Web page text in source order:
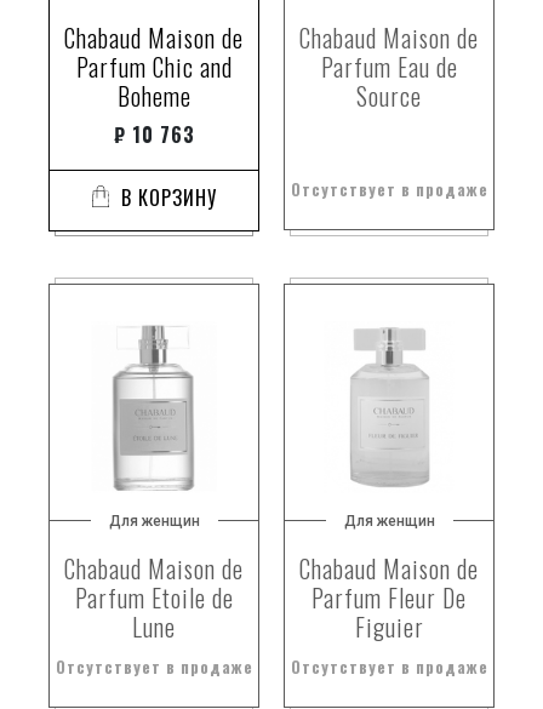
Chabaud Maison de
Parfum Chic and
Boheme
₽ 10 763
В КОРЗИНУ
Chabaud Maison de
Parfum Eau de
Source
Отсутствует в продаже
Для женщин
Chabaud Maison de
Parfum Etoile de
Lune
Отсутствует в продаже
Для женщин
Chabaud Maison de
Parfum Fleur De
Figuier
Отсутствует в продаже